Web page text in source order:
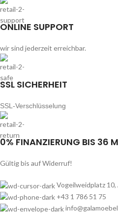
ONLINE SUPPORT
wir sind jederzeit erreichbar.
SSL SICHERHEIT
SSL-Verschlüsselung
0% FINANZIERUNG BIS 36
Gültig bis auf Widerruf!
Vogeilweidplatz
+43 1 786 51 75